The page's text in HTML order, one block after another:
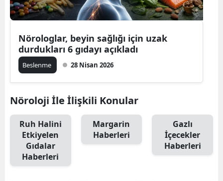
Nörologlar, beyin sağlığı için uzak
durdukları 6 gıdayı açıkladı
Beslenme 28 Nisan 2026
Nöroloji İle İlişkili Konular
Ruh Halini
Etkiyelen
Gıdalar
Haberleri
Margarin
Haberleri
Gazlı
İçecekler
Haberleri